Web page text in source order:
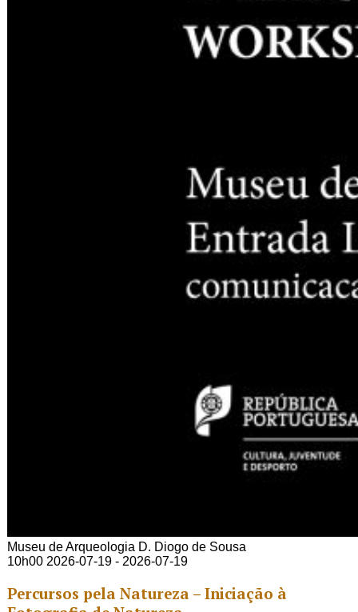
Museu de Arqueologia D. Diogo de Sousa
10h00 2026-07-19 - 2026-07-19
Percursos pela Natureza – Iniciação à